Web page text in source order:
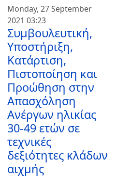
Monday, 27 September
2021 03:23
Συμβουλευτική,
Υποστήριξη,
Κατάρτιση,
Πιστοποίηση και
Προώθηση στην
Απασχόληση
Ανέργων ηλικίας
30-49 ετών σε
τεχνικές
δεξιότητες κλάδων
αιχμής